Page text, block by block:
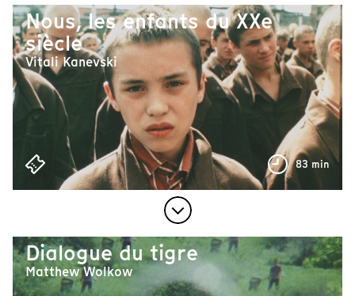
Nous, les enfants du XXe
siècle
Vitali Kanevski
83 min
Dialogue du tigre
Matthew Wolkow